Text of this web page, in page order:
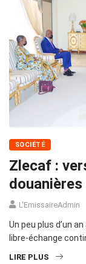
SOCIÉTÉ
Zlecaf :
L'EmissaireAdmin
Un peu plus d’un
libre-échange
LIRE PLUS